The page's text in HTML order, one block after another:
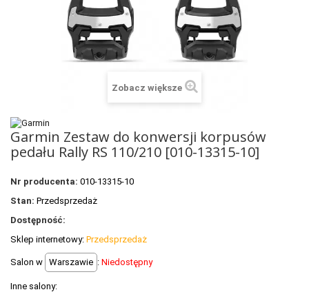
VOSTOK EUROPE ZEGARKI
ORIENT ZEGARKI
OBAKU DENMARK ZEGARKI
POLECANE PRODUKTY
OUTLET
WYPRZEDAŻ
Zobacz większe
Garmin Zestaw do konwersji korpusów
pedału Rally RS 110/210 [010-13315-10]
Nr producenta: 010-13315-10
Stan: Przedsprzedaż
Dostępność:
Sklep internetowy: Przedsprzedaż
Salon w Warszawie : Niedostępny
Inne salony: